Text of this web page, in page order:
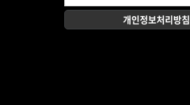
개인정보처리방침